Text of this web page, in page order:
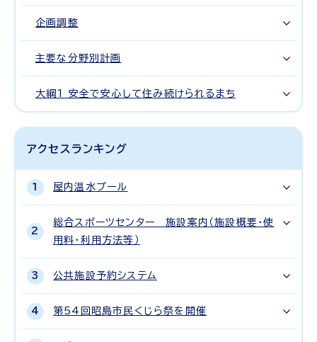
企画調整
主要な分野別計画
大綱1 安全で安心して住み続けられるまち
アクセスランキング
屋内温水プール
総合スポーツセンター 施設案内（施設概要・使
用料・利用方法等）
公共施設予約システム
第54回昭島市民くじら祭を開催